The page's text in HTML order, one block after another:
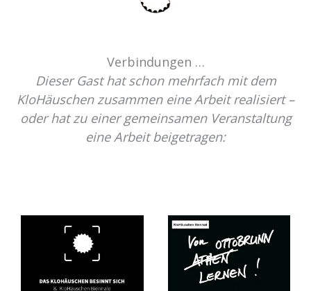
Verbindungen …
Dieser Gast hat schon mehrfach mit dem
KloHäuschen zusammen eine Arbeit realisiert –
oder hat zu einer gemeinsamen Veranstaltung
eine Arbeit beigetragen: